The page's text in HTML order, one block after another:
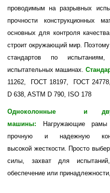
проводимым на разрывных
прочности конструкционных
основных для контроля
строит окружающий мир.
стандартов по
испытательных машинах.
11262, ГОСТ 18197, ГОСТ
D 638, ASTM D 790, ISO 178
Одноколонные и
машины:
Нагружающие рамы
прочную и надежную
высокой жесткости. Просто
силы, захват для испытаний,
обеспечение или